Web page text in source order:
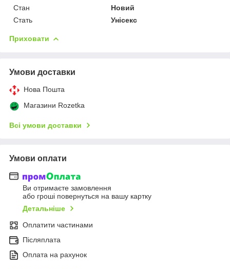
Стан
Новий
Стать
Унісекс
Приховати
Умови доставки
Нова Пошта
Магазини Rozetka
Всі умови доставки
Умови оплати
Ви отримаєте замовлення
або гроші повернуться на вашу картку
Детальніше
Оплатити частинами
Післяплата
Оплата на рахунок